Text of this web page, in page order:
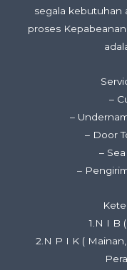
segala kebutuhan
proses
–
–
– Door
–
–
1.N I B
2.N P I K (